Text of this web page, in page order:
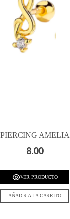
PIERCING AMELIA
8.00
VER PRODUCTO
AÑADIR A LA CARRITO